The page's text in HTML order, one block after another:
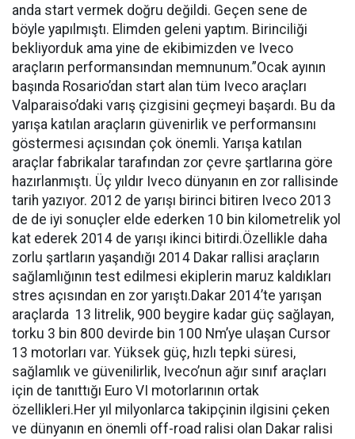
anda start vermek doğru değildi. Geçen sene de
böyle yapılmıştı. Elimden geleni yaptım. Birinciliği
bekliyorduk ama yine de ekibimizden ve Iveco
araçların performansından memnunum.”Ocak ayının
başında Rosario’dan start alan tüm Iveco araçları
Valparaiso’daki varış çizgisini geçmeyi başardı. Bu da
yarışa katılan araçların güvenirlik ve performansını
göstermesi açısından çok önemli. Yarışa katılan
araçlar fabrikalar tarafından zor çevre şartlarına göre
hazırlanmıştı. Üç yıldır Iveco dünyanın en zor rallisinde
tarih yazıyor. 2012 de yarışı birinci bitiren Iveco 2013
de de iyi sonuçler elde ederken 10 bin kilometrelik yol
kat ederek 2014 de yarışı ikinci bitirdi.Özellikle daha
zorlu şartların yaşandığı 2014 Dakar rallisi araçların
sağlamlığının test edilmesi ekiplerin maruz kaldıkları
stres açısından en zor yarıştı.Dakar 2014’te yarışan
araçlarda 13 litrelik, 900 beygire kadar güç sağlayan,
torku 3 bin 800 devirde bin 100 Nm’ye ulaşan Cursor
13 motorları var. Yüksek güç, hızlı tepki süresi,
sağlamlık ve güvenilirlik, Iveco’nun ağır sınıf araçları
için de tanıttığı Euro VI motorlarının ortak
özellikleri.Her yıl milyonlarca takipçinin ilgisini çeken
ve dünyanın en önemli off-road ralisi olan Dakar ralisi